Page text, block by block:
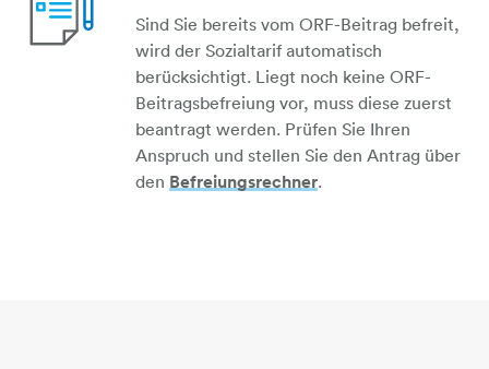
papier-bleistift
Sind Sie bereits vom ORF-Beitrag befreit,
wird der Sozialtarif automatisch
berücksichtigt. Liegt noch keine ORF-
Beitragsbefreiung vor, muss diese zuerst
beantragt werden. Prüfen Sie Ihren
Anspruch und stellen Sie den Antrag über
den Befreiungsrechner.